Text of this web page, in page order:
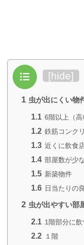
目次 [hide]
1 虫が出にくい物
1.1 6階以上（高
1.2 鉄筋コンク
1.3 近くに飲食
1.4 部屋数が少
1.5 新築物件
1.6 日当たりの
2 虫が出やすい部
2.1 1階部分に
2.2 １階